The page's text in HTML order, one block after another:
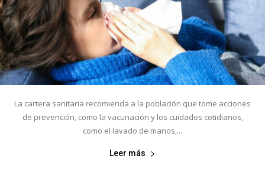
La cartera sanitaria recomienda a la población que tome acciones
de prevención, como la vacunación y los cuidados cotidianos,
como el lavado de manos,...
Leer más